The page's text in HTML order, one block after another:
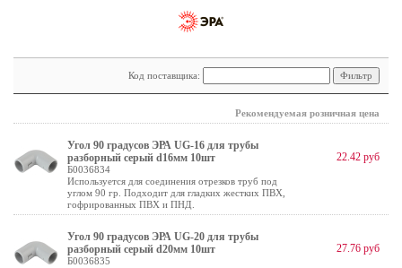
Код поставщика:
Рекомендуемая розничная цена
Угол 90 градусов ЭРА UG-16 для трубы
разборный серый d16мм 10шт
Б0036834
Используется для соединения отрезков труб под
углом 90 гр. Подходит для гладких жестких ПВХ,
гофрированных ПВХ и ПНД.
22.42 руб
Угол 90 градусов ЭРА UG-20 для трубы
разборный серый d20мм 10шт
Б0036835
27.76 руб